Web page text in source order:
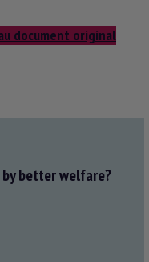
document original
better welfare?